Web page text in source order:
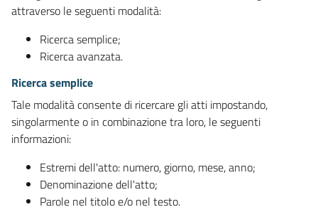
attraverso le seguenti modalità:
Ricerca semplice;
Ricerca avanzata.
Ricerca semplice
Tale modalità consente di ricercare gli atti impostando,
singolarmente o in combinazione tra loro, le seguenti
informazioni:
Estremi dell'atto: numero, giorno, mese, anno;
Denominazione dell'atto;
Parole nel titolo e/o nel testo.